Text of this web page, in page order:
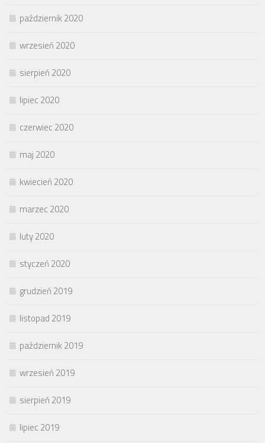
październik 2020
wrzesień 2020
sierpień 2020
lipiec 2020
czerwiec 2020
maj 2020
kwiecień 2020
marzec 2020
luty 2020
styczeń 2020
grudzień 2019
listopad 2019
październik 2019
wrzesień 2019
sierpień 2019
lipiec 2019